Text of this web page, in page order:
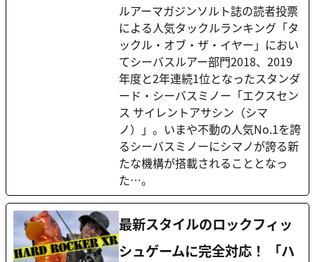
ルアーマガジンソルト誌の読者投票
による人気タックルランキング「タ
ックル・オブ・ザ・イヤー」におい
てシーバスルアー部門2018、2019
年度と2年連続1位となったスタンダ
ード・シーバスミノー「エクスセン
ス サイレントアサシン（シマ
ノ）」。いまや不動の人気No.1を誇
るシーバスミノーにシマノが誇る新
たな機構が搭載されることとなっ
た…。
最新スタイルのロックフィッ
シュゲームに完全対応！ 「ハ